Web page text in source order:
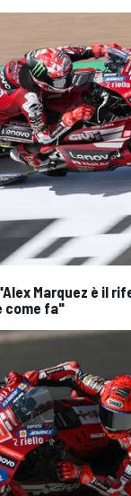
Marquez è il
come fa"